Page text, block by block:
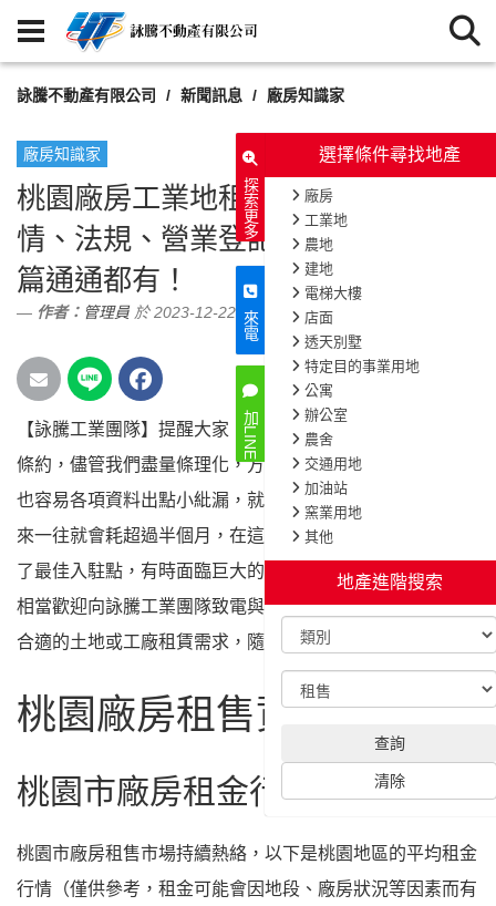
詠騰不動產有限公司 新聞訊息 廠房知識家
廠房知識家
桃園廠房工業地租售懶人包｜租金行
情、法規、營業登記、注意事項，一
篇通通都有！
作者： 管理員 於 2023-12-22
【詠騰工業團隊】提醒大家，其實看似霧煞煞的各種
條約，儘管我們盡量條理化，方便各位老闆弄懂了，
也容易各項資料出點小紕漏，就會導致退件，重新送審。一
來一往就會耗超過半個月，在這分秒必爭的科技時代，錯過
了最佳入駐點，有時面臨巨大的損失。有任何設廠的疑問也
相當歡迎向詠騰工業團隊致電與拜訪，甚至有意在桃園找尋
合適的土地或工廠租賃需求，隨時歡迎洽詢。
桃園廠房租售資訊
桃園市廠房租金行情
桃園市廠房租售市場持續熱絡，以下是桃園地區的平均租金
行情（僅供參考，租金可能會因地段、廠房狀況等因素而有